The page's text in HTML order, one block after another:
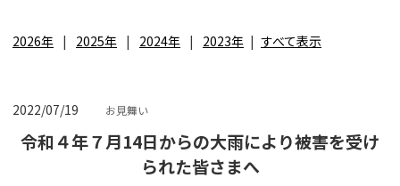
2026年 2025年 2024年 2023年 すべて表示
2022/07/19 お見舞い
令和４年７月14日からの大雨により被害を受け
られた皆さまへ